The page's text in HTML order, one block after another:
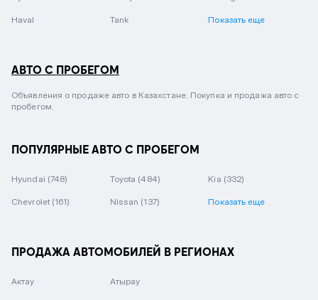
Haval Tank Показать еще
АВТО С ПРОБЕГОМ
Объявления о продаже авто в Казахстане. Покупка и продажа авто с
пробегом.
ПОПУЛЯРНЫЕ АВТО С ПРОБЕГОМ
Hyundai (748) Toyota (484) Kia (332)
Chevrolet (161) Nissan (137) Показать еще
ПРОДАЖА АВТОМОБИЛЕЙ В РЕГИОНАХ
Актау Атырау